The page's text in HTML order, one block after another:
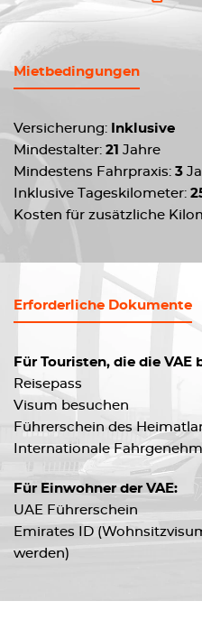
Mietbedingungen
Versicherung:
Inklusive
Mindestalter: 21 Jahre
Mindestens Fahrpraxis: 3
Inklusive Tageskilometer:
Kosten für zusätzliche
Erforderliche Dokumente
Für Touristen, die die VAE
Reisepass
Visum besuchen
Führerschein des
Internationale
Für Einwohner der VAE:
UAE Führerschein
Emirates ID
werden)